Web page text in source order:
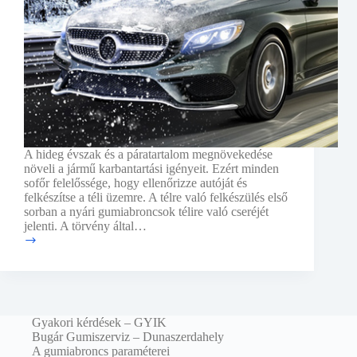
A hideg évszak és a páratartalom megnövekedése
növeli a jármű karbantartási igényeit. Ezért minden
sofőr felelőssége, hogy ellenőrizze autóját és
felkészítse a téli üzemre. A télre való felkészülés első
sorban a nyári gumiabroncsok télire való cseréjét
jelenti. A törvény által…
Autó
Gyakori kérdések – GYIK
Bugár Gumiszerviz – Dunaszerdahely
A gumiabroncs paraméterei